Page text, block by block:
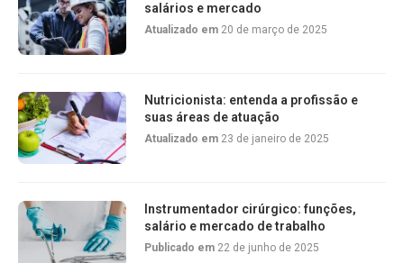
salários e mercado
Atualizado em 20 de março de 2025
Nutricionista: entenda a profissão e
suas áreas de atuação
Atualizado em 23 de janeiro de 2025
Instrumentador cirúrgico: funções,
salário e mercado de trabalho
Publicado em 22 de junho de 2025